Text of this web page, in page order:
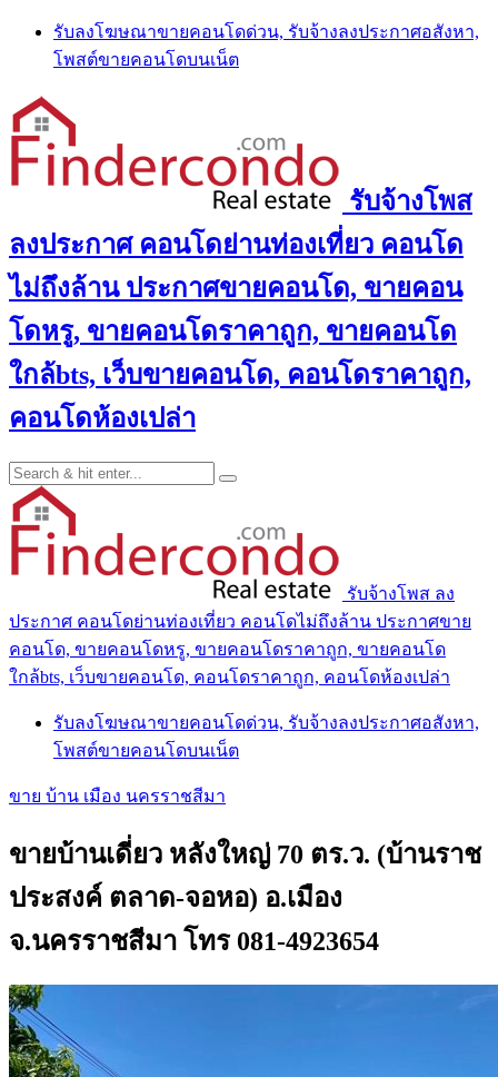
Skip
content
รับลงโฆษณาขายคอนโดด่วน, รับจ้างลงประกาศอสังหา,
โพสต์ขายคอนโดบนเน็ต
รับจ้างโพส
ลงประกาศ คอนโดย่านท่องเที่ยว คอนโด
ไม่ถึงล้าน ประกาศขายคอนโด, ขายคอน
โดหรู, ขายคอนโดราคาถูก, ขายคอนโด
ใกล้bts, เว็บขายคอนโด, คอนโดราคาถูก,
คอนโดห้องเปล่า
รับจ้างโพส ลง
ประกาศ คอนโดย่านท่องเที่ยว คอนโดไม่ถึงล้าน ประกาศขาย
คอนโด, ขายคอนโดหรู, ขายคอนโดราคาถูก, ขายคอนโด
ใกล้bts, เว็บขายคอนโด, คอนโดราคาถูก, คอนโดห้องเปล่า
รับลงโฆษณาขายคอนโดด่วน, รับจ้างลงประกาศอสังหา,
โพสต์ขายคอนโดบนเน็ต
ขาย บ้าน เมือง นครราชสีมา
ขายบ้านเดี่ยว หลังใหญ่ 70 ตร.ว. (บ้านราช
ประสงค์ ตลาด-จอหอ) อ.เมือง
จ.นครราชสีมา โทร 081-4923654